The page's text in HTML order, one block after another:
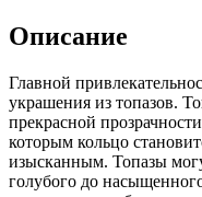
Описание
Главной
украшения из топазов.
прекрасной
которым кольцо
изысканным. Топазы
голубого до